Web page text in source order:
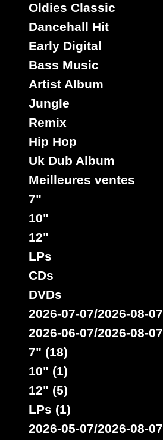
Oldies Classic
Dancehall Hit
Early Digital
Bass Music
Artist Album
Jungle
Remix
Hip Hop
Uk Dub Album
Meilleures ventes
7"
10"
12"
LPs
CDs
DVDs
2026-07-07/2026-08-07
2026-06-07/2026-08-07
7" (18)
10" (1)
12" (5)
LPs (1)
2026-05-07/2026-08-07